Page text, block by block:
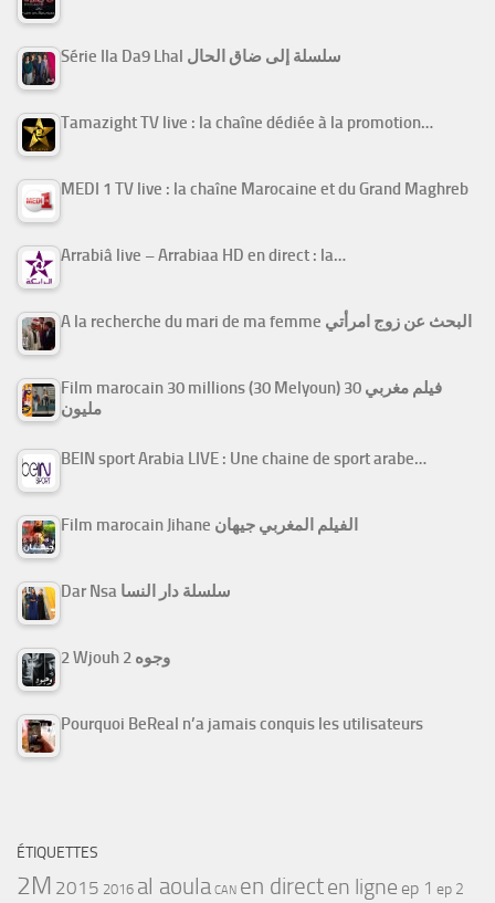
Série Ila Da9 Lhal سلسلة إلى ضاق الحال
Tamazight TV live : la chaîne dédiée à la promotion…
MEDI 1 TV live : la chaîne Marocaine et du Grand Maghreb
Arrabiâ live – Arrabiaa HD en direct : la…
A la recherche du mari de ma femme البحث عن زوج امرأتي
Film marocain 30 millions (30 Melyoun) فيلم مغربي 30
مليون
BEIN sport Arabia LIVE : Une chaine de sport arabe…
Film marocain Jihane الفيلم المغربي جيهان
Dar Nsa سلسلة دار النسا
2 Wjouh 2 وجوه
Pourquoi BeReal n’a jamais conquis les utilisateurs
ÉTIQUETTES
2M 2015 2016 al aoula CAN en directen ligne ep 1 ep 2